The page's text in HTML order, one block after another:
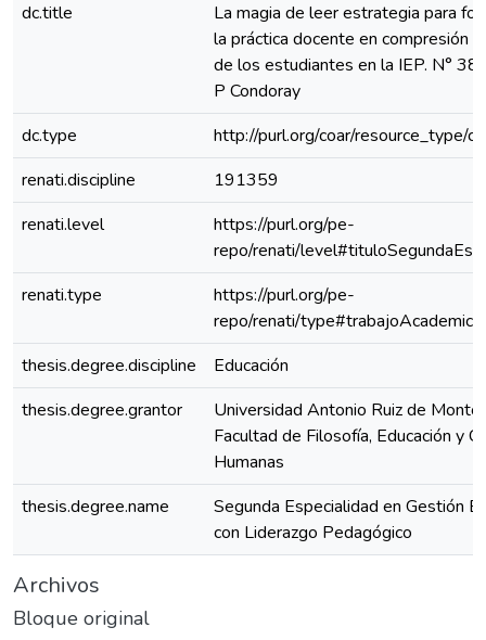
dc.title
La magia de leer estrategia para
la práctica docente en compresión
de los estudiantes en la IEP. N°
P Condoray
dc.type
http://purl.org/coar/resource_type/
renati.discipline
191359
renati.level
https://purl.org/pe-
repo/renati/
renati.type
https://purl.org/pe-
repo/renati/type#trabajoAcademico
thesis.degree.discipline
Educación
thesis.degree.grantor
Universidad Antonio Ruiz de
Facultad de Filosofía, Educación y
Humanas
thesis.degree.name
Segunda Especialidad en Gestión
con Liderazgo Pedagógico
Archivos
Bloque original